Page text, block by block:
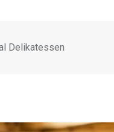
Delikatessen